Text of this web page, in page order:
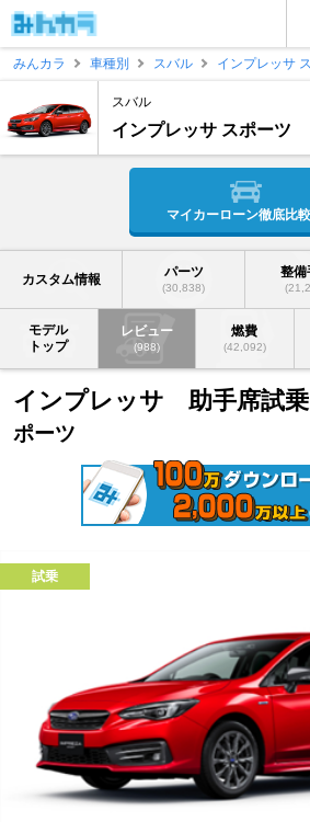
みんカラ
車種別 スバル インプレッサ
スバル
インプレッサ スポーツ
マイカーローン徹底比較
カスタム情報 パーツ
(30,838)
整備
モデル
トップ
レビュー
(988)
燃費
(42,092)
インプレッサ 助手席試乗
ポーツ
試乗